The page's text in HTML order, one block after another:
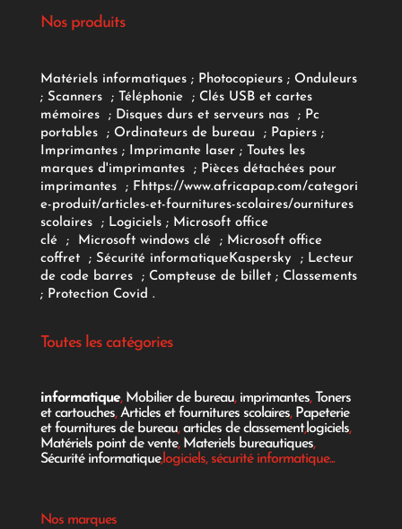
Nos produits
Matériels informatiques; Photocopieurs; Onduleurs
; Scanners ; Téléphonie ; Clés USB et cartes
mémoires
; Disques durs et serveurs nas ; Pc
portables
; Ordinateurs de bureau ; Papiers;
Imprimantes;Imprimante laser; Toutes les
marques d'imprimantes
; Pièces détachées pour
imprimantes
; Fhttps://www.africapap.com/categori
e-produit/articles-et-fournitures-scolaires/ournitures
scolaires; Logiciels ; Microsoft office
clé
; Microsoft windows clé; Microsoft office
coffret ; Sécurité informatiqueKaspersky ; Lecteur
de code barres
; Compteuse de billet; Classements
; Protection Covid .
Toutes les catégories
informatique, Mobilier de bureau, imprimantes, Toners
et cartouches,Articles et fournitures scolaires, Papeterie
et fournitures de bureau,articles de classement,logiciels,
Matériels point de vente, Materiels bureautiques,
Sécurité informatique,logiciels, sécurité informatique...
Nos marques